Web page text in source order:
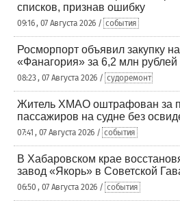
списков, признав ошибку
09:16 , 07 Августа 2026 / события
Росморпорт объявил закупку
«Фанагория» за 6,2 млн рублей
08:23 , 07 Августа 2026 / судоремонт
Житель ХМАО оштрафован за
пассажиров на судне без
07:41 , 07 Августа 2026 / события
В Хабаровском крае
завод «Якорь» в Советской
06:50 , 07 Августа 2026 / события